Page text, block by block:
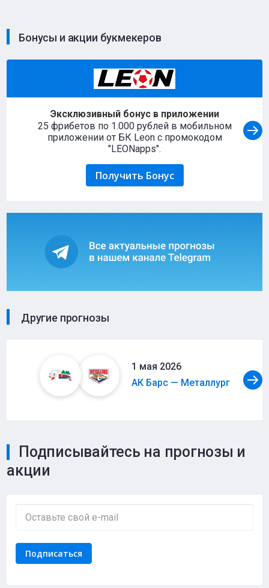
Бонусы и акции букмекеров
Эксклюзивный бонус в приложении
25 фрибетов по 1.000 рублей в мобильном
приложении от БК Leon с промокодом
"LEONapps".
Получить Бонус
Другие прогнозы
1 мая 2026
АК Барс — Металлург
Подписывайтесь на прогнозы и
акции